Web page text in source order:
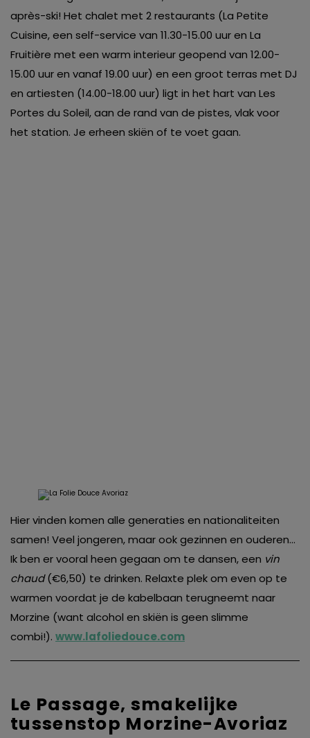
après-ski! Het chalet met 2 restaurants (La Petite
Cuisine, een self-service van 11.30-15.00 uur en La
Fruitière met een warm interieur geopend van 12.00-
15.00 uur en vanaf 19.00 uur) en een groot terras met DJ
en artiesten (14.00-18.00 uur) ligt in het hart van Les
Portes du Soleil, aan de rand van de pistes, vlak voor
het station. Je erheen skiën of te voet gaan.
Hier vinden komen alle generaties en nationaliteiten
samen! Veel jongeren, maar ook gezinnen en ouderen…
Ik ben er vooral heen gegaan om te dansen, een vin
chaud(€6,50) te drinken. Relaxte plek om even op te
warmen voordat je de kabelbaan terugneemt naar
Morzine (want alcohol en skiën is geen slimme
combi!). www.lafoliedouce.com
Le Passage, smakelijke
tussenstop Morzine-Avoriaz